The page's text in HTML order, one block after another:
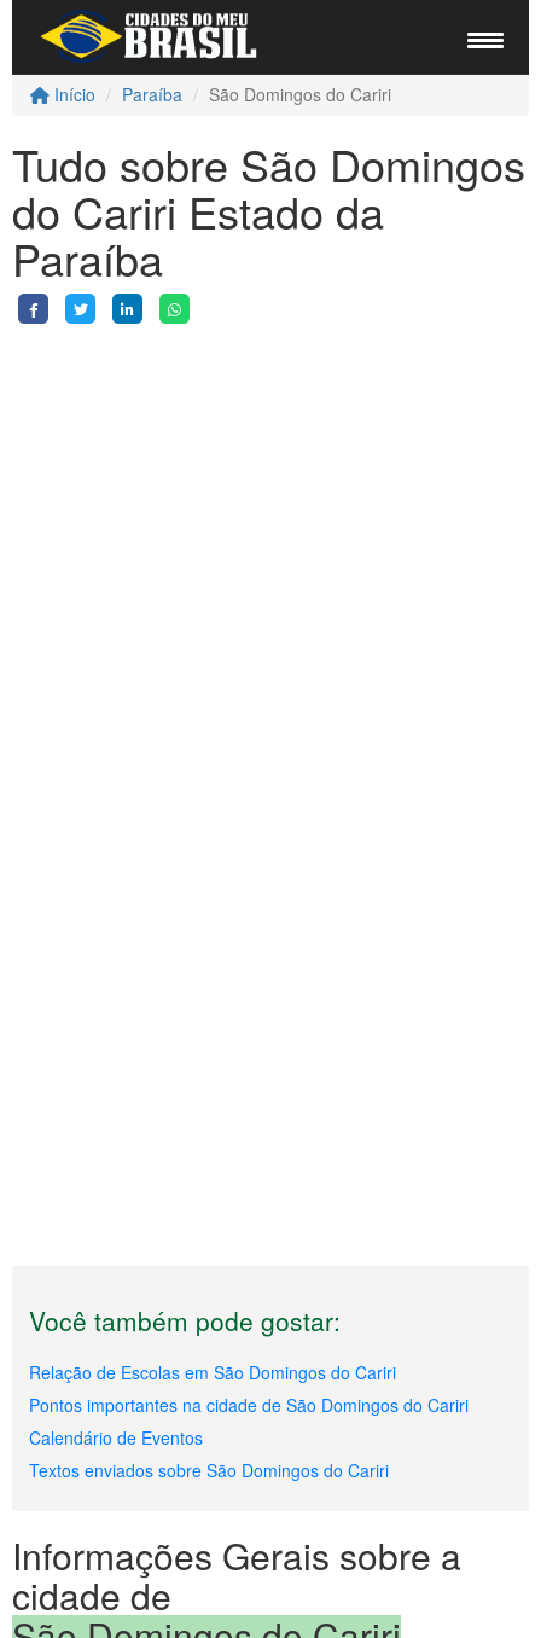
Início Paraíba São Domingos do Cariri
Tudo sobre São Domingos
do Cariri Estado da
Paraíba
Você também pode gostar:
Relação de Escolas em São Domingos do Cariri
Pontos importantes na cidade de São Domingos do Cariri
Calendário de Eventos
Textos enviados sobre São Domingos do Cariri
Informações Gerais sobre a
cidade de